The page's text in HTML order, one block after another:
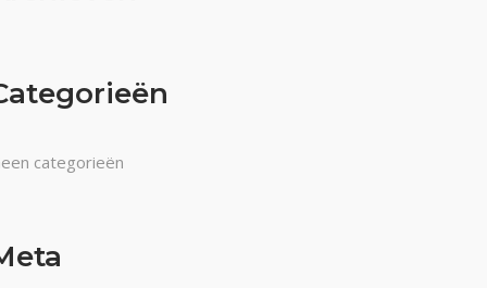
categorieën